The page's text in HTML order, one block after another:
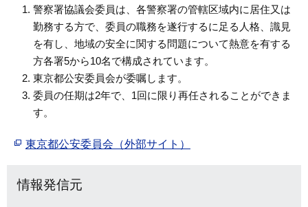
警察署協議会委員は、各警察署の管轄区域内に居住又は
勤務する方で、委員の職務を遂行するに足る人格、識見
を有し、地域の安全に関する問題について熱意を有する
方各署5から10名で構成されています。
東京都公安委員会が委嘱します。
委員の任期は2年で、1回に限り再任されることができま
す。
東京都公安委員会（外部サイト）
情報発信元